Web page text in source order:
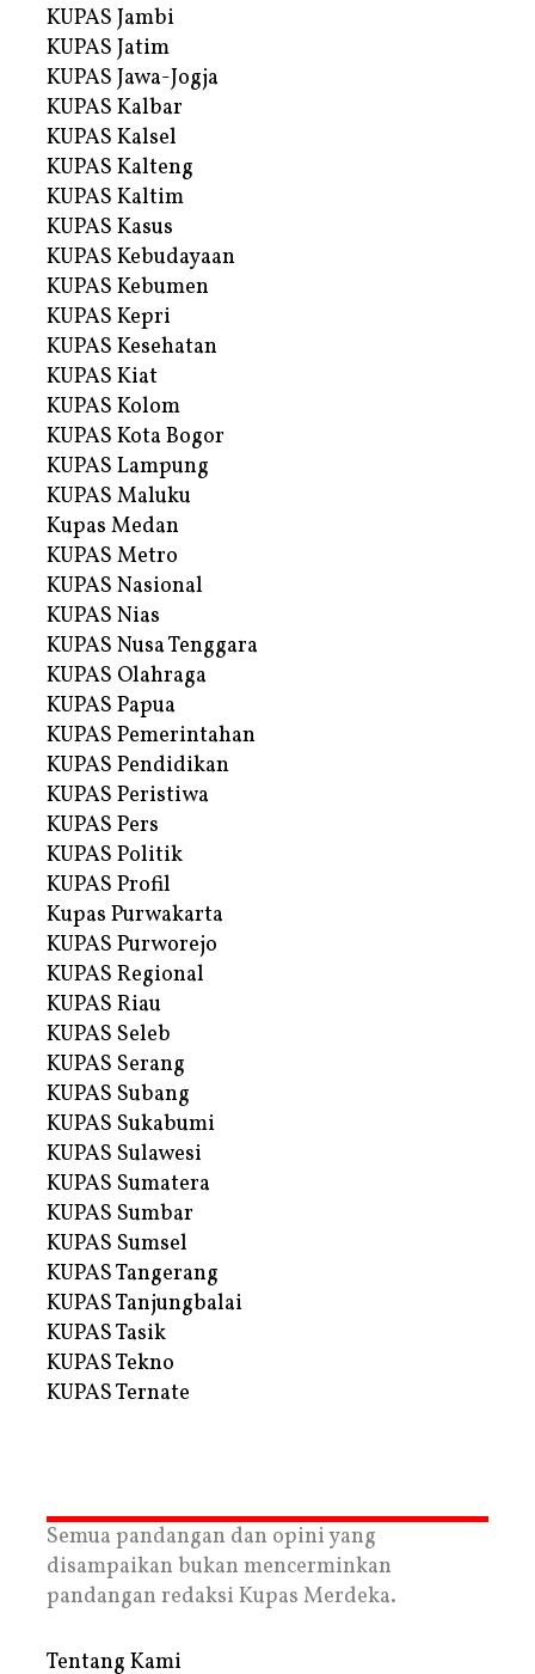
KUPAS Jambi
KUPAS Jatim
KUPAS Jawa-Jogja
KUPAS Kalbar
KUPAS Kalsel
KUPAS Kalteng
KUPAS Kaltim
KUPAS Kasus
KUPAS Kebudayaan
KUPAS Kebumen
KUPAS Kepri
KUPAS Kesehatan
KUPAS Kiat
KUPAS Kolom
KUPAS Kota Bogor
KUPAS Lampung
KUPAS Maluku
Kupas Medan
KUPAS Metro
KUPAS Nasional
KUPAS Nias
KUPAS Nusa Tenggara
KUPAS Olahraga
KUPAS Papua
KUPAS Pemerintahan
KUPAS Pendidikan
KUPAS Peristiwa
KUPAS Pers
KUPAS Politik
KUPAS Profil
Kupas Purwakarta
KUPAS Purworejo
KUPAS Regional
KUPAS Riau
KUPAS Seleb
KUPAS Serang
KUPAS Subang
KUPAS Sukabumi
KUPAS Sulawesi
KUPAS Sumatera
KUPAS Sumbar
KUPAS Sumsel
KUPAS Tangerang
KUPAS Tanjungbalai
KUPAS Tasik
KUPAS Tekno
KUPAS Ternate
Semua pandangan dan opini yang
disampaikan bukan mencerminkan
pandangan redaksi Kupas Merdeka.
Tentang Kami